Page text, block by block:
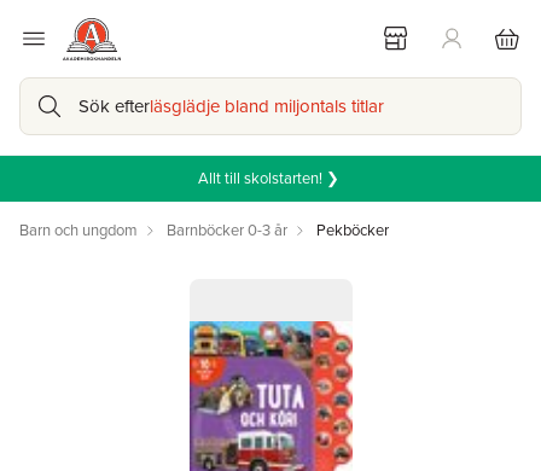
Sök efterläsglädje bland miljontals titlar
Allt till skolstarten! ❯
Barn och ungdom Barnböcker 0-3 år Pekböcker